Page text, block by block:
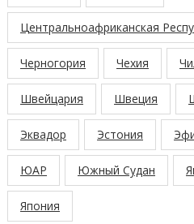
Центральноафриканская
Черногория Чехия
Швейцария Швеция
Эквадор Эстония
ЮАР Южный Судан
Япония